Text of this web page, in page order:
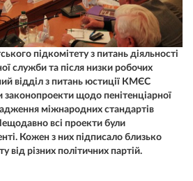
підкомітету з питань діяльності
служби та після низки робочих
відділ з питань юстиції КМЄС
законопроекти щодо пенітенціарної
міжнародних стандартів
всі проекти були
Кожен з них підписало близько
від різних політичних партій.